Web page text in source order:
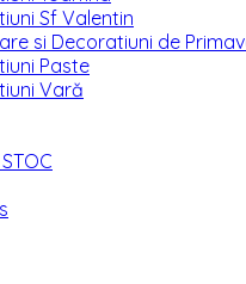
Sf Valentin
si Decoratiuni de
Paste
Vară